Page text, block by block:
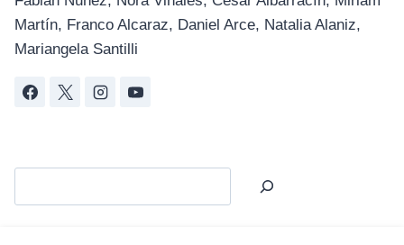
Martín, Franco Alcaraz, Daniel Arce, Natalia Alaniz,
Mariangela Santilli